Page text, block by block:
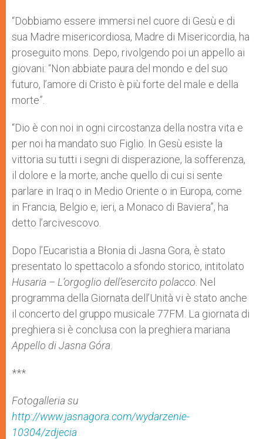
“Dobbiamo essere immersi nel cuore di Gesù e di
sua Madre misericordiosa, Madre di Misericordia, ha
proseguito mons. Depo, rivolgendo poi un appello ai
giovani: “Non abbiate paura del mondo e del suo
futuro, l’amore di Cristo è più forte del male e della
morte”.
“Dio è con noi in ogni circostanza della nostra vita e
per noi ha mandato suo Figlio. In Gesù esiste la
vittoria su tutti i segni di disperazione, la sofferenza,
il dolore e la morte, anche quello di cui si sente
parlare in Iraq o in Medio Oriente o in Europa, come
in Francia, Belgio e, ieri, a Monaco di Baviera”, ha
detto l’arcivescovo.
Dopo l’Eucaristia a Błonia di Jasna Gora, è stato
presentato lo spettacolo a sfondo storico, intitolato
Husaria – L’orgoglio dell’esercito polacco . Nel
programma della Giornata dell’Unità vi è stato anche
il concerto del gruppo musicale 77FM. La giornata di
preghiera si è conclusa con la preghiera mariana
Appello di Jasna Góra
***
Fotogalleria su
http://www.jasnagora.com/wydarzenie-
10304/zdjecia